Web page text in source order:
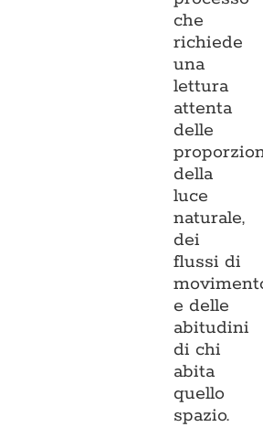
che
richiede
una
lettura
attenta
delle
della
luce
naturale,
dei
flussi di
e delle
abitudini
di chi
abita
quello
spazio.